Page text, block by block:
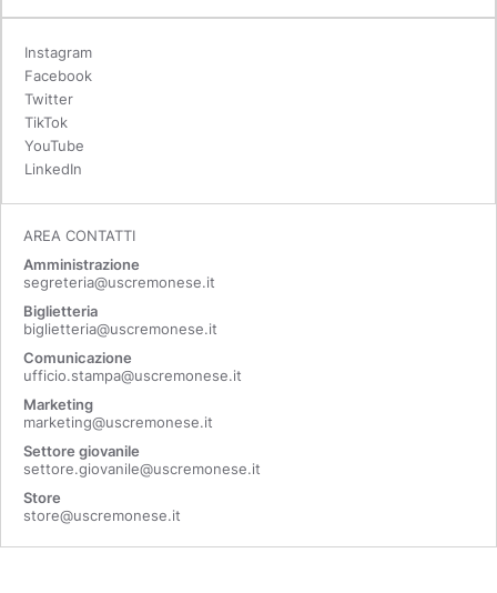
Instagram
Facebook
Twitter
TikTok
YouTube
LinkedIn
AREA CONTATTI
Amministrazione
segreteria@uscremonese.it
Biglietteria
biglietteria@uscremonese.it
Comunicazione
ufficio.stampa@uscremonese.it
Marketing
marketing@uscremonese.it
Settore giovanile
settore.giovanile@uscremonese.it
Store
store@uscremonese.it